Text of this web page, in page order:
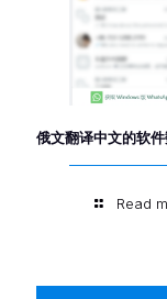
俄文翻译中文的软
Read